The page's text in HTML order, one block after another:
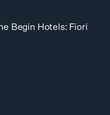
Begin Hotels: Fiori